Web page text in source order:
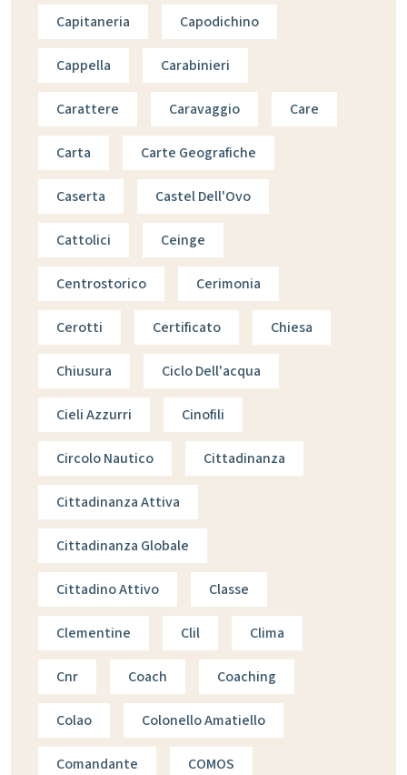
Capitaneria Capodichino
Cappella Carabinieri
Carattere Caravaggio Care
Carta Carte Geografiche
Caserta Castel Dell'Ovo
Cattolici Ceinge
Centrostorico Cerimonia
Cerotti Certificato Chiesa
Chiusura Ciclo Dell'acqua
Cieli Azzurri Cinofili
Circolo Nautico Cittadinanza
Cittadinanza Attiva
Cittadinanza Globale
Cittadino Attivo Classe
Clementine Clil Clima
Cnr Coach Coaching
Colao Colonello Amatiello
Comandante COMOS